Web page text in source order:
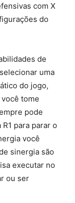
com X
do
de
uma
do jogo,
tome
pode
para parar o
você
sinergia são
executar no
ou ser